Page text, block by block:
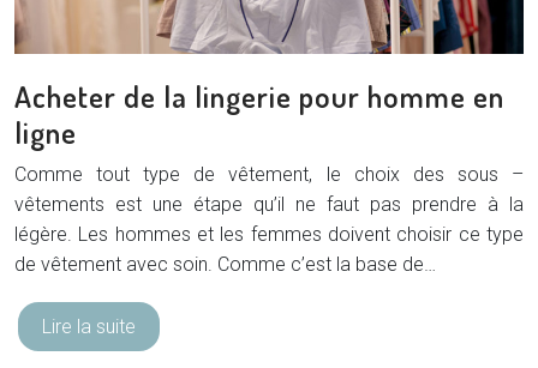
Acheter de la lingerie pour homme en
ligne
Comme tout type de vêtement, le choix des sous –
vêtements est une étape qu’il ne faut pas prendre à la
légère. Les hommes et les femmes doivent choisir ce type
de vêtement avec soin. Comme c’est la base de…
Lire la suite